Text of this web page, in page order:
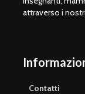
attraverso i
Contatti